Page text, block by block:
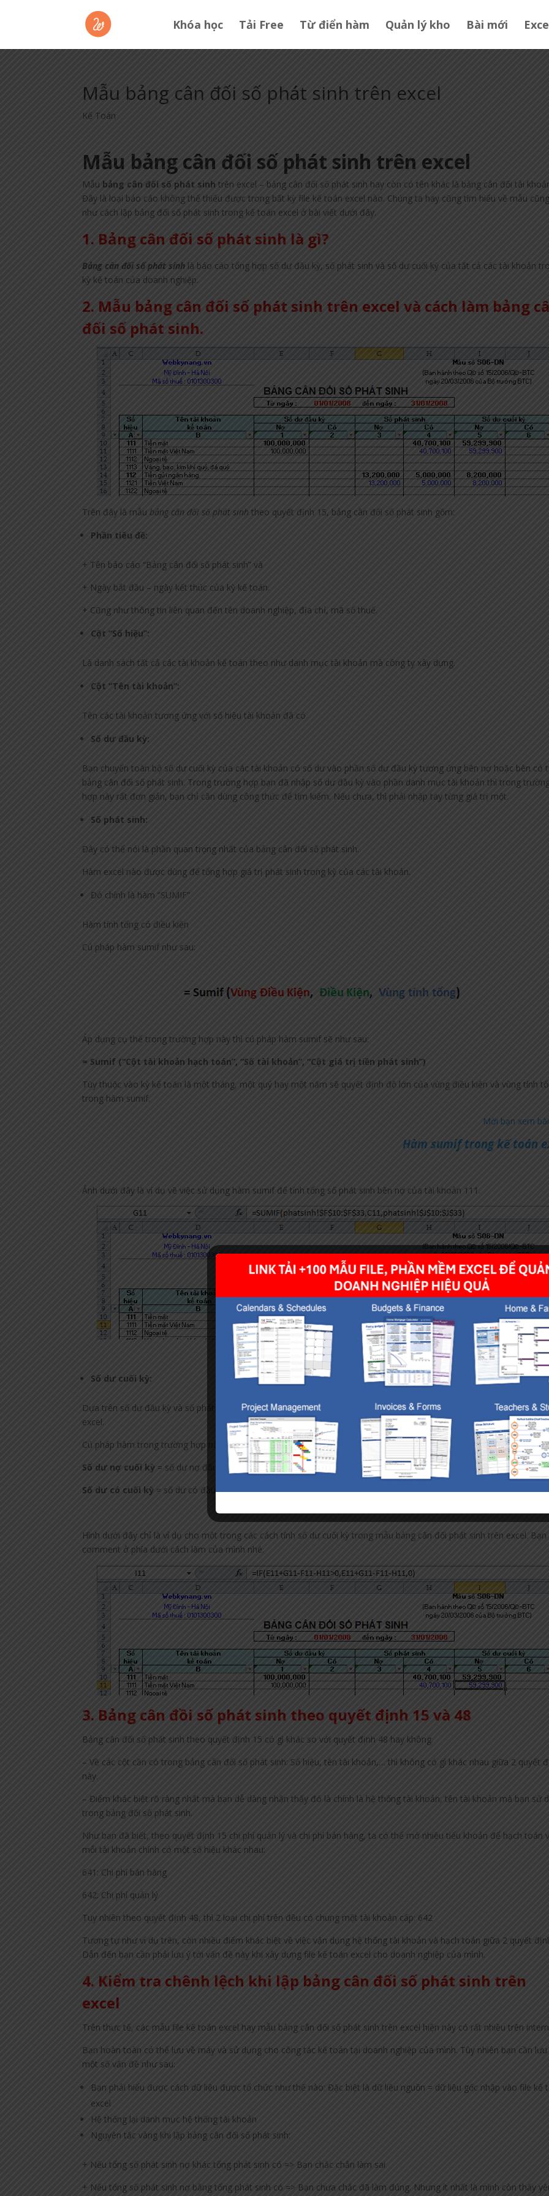
Khóa học Tải Free Từ điển hàm Quản lý kho Bài mới
Mẫu bảng cân đối số phát sinh trên excel
Kế Toán
Mẫu bảng cân đối số phát sinh trên excel
Mẫu bảng cân đối số phát sinh trên excel – bảng cân đối số phát sinh hay còn có tên khác là bảng cân đối tài
Đây là loại báo cáo không thể thiếu được trong bất kỳ file kế toán excel nào. Chúng ta hay cũng tìm hiểu về mẫu
như cách lập bảng đối số phát sinh trong kế toán excel ở bài viết dưới đây.
1. Bảng cân đối số phát sinh là gì?
Bảng cân đối số phát sinh là báo cáo tổng hợp số dư đầu kỳ, số phát sinh và số dư cuối kỳ của tất cả các tài khoản
kỳ kế toán của doanh nghiệp.
2. Mẫu bảng cân đối số phát sinh trên excel và cách làm bảng
đối số phát sinh.
Trên đây là mẫubảng cân đối số phát sinh theo quyết định 15, bảng cân đối số phát sinh gồm:
Phần tiêu đề:
+ Tên báo cáo “Bảng cân đối số phát sinh” và
+ Ngày bắt đầu – ngày kết thúc của kỳ kế toán.
+ Cũng như thông tin liên quan đến tên doanh nghiệp, địa chỉ, mã số thuế.
Cột “Số hiệu”:
Là danh sách tất cả các tài khoản kế toán theo như danh mục tài khoản mà công ty xây dựng.
Cột “Tên tài khoản”:
Tên các tài khoản tương ứng với số hiệu tài khoản đã có
Số dư đầu kỳ:
Bạn chuyển toàn bộ số dư cuối kỳ của các tài khoản có số dư vào phần số dư đầu kỳ tương ứng bên nợ hoặc bên có
bảng cân đối số phát sinh. Trong trường hợp bạn đã nhập số dư đầu kỳ vào phần danh mục tài khoản thì trong
hợp này rất đơn giản, bạn chỉ cần dùng công thức để tìm kiếm. Nếu chưa, thì phải nhập tay từng giá trị một.
Số phát sinh:
Đây có thể nói là phần quan trọng nhất của bảng cân đối số phát sinh.
Hàm excel nào được dùng để tổng hợp giá trị phát sinh trong kỳ của các tài khoản.
Đó chính là hàm “SUMIF”
Hàm tính tổng có điều kiện
Cú pháp hàm sumif như sau:
Áp dụng cụ thể trong trường hợp này thì cú pháp hàm sumif sẽ như sau:
= Sumif (“Cột tài khoản hạch toán”, “Số tài khoản”, “Cột giá trị tiền phát sinh”)
Tùy thuộc vào kỳ kế toán là một tháng, một quý hay một năm sẽ quyết định độ lớn của vùng điều kiện và vùng tính
trong hàm sumif.
Mời bạn xem
Hàm sumif trong kế toán
Ảnh dưới đây là ví dụ về việc sử dụng hàm sumif để tính tổng số phát sinh bên nợ của tài khoản 111.
Số dư cuối kỳ:
Dựa trên số dư đầu kỳ và số phát sinh trong kỳ, ta dễ dàng tính được số dư cuối kỳ trong bảng cân đối số phát sinh
excel.
Cú pháp hàm trong trường hợp này có thể rất đa dạng. Tùy nhiên phải tuân thủ nguyên tắc:
Số dư nợ cuối kỳ = số dư nợ đầu kỳ + số phát bên nợ – số phát sinh bên có
Số dư có cuối kỳ = số dư có đầu kỳ + số phát bên có – số phát sinh bên nợ
Hình dưới đây chỉ là ví dụ cho một trong các cách tính số dư cuối kỳ trong mẫu bảng cân đối phát sinh trên excel. Bạn
comment ở phía dưới cách làm của mình nhé.
3. Bảng cân đồi số phát sinh theo quyết định 15 và 48
Bảng cân đối số phát sinh theo quyết định 15 có gì khác so với quyết định 48 hay không.
– Về các cột cần có trong bảng cân đối số phát sinh: Số hiệu, tên tài khoản,… thì không có gì khác nhau giữa 2 quyết
này.
– Điểm khác biệt rõ ràng nhất mà bạn dễ dàng nhận thấy đó là chính là hệ thống tài khoản, tên tài khoản mà bạn sử
trong bảng đối số phát sinh.
Như bạn đã biết, theo quyết định 15 chi phí quản lý và chi phí bán hàng, ta có thể mở nhiều tiểu khoản để hạch toán
mỗi tài khoản chính có một số hiệu khác nhau:
641: Chi phí bán hàng
642: Chi phí quản lý
Tuy nhiên theo quyết định 48, thì 2 loại chi phí trên đều có chung một tài khoản cấp: 642
Tương tự như ví dụ trên, còn nhiều điểm khác biệt về việc vận dụng hệ thống tài khoản và hạch toán giữa 2 quyết
Dẫn đến bạn cần phải lưu ý tới vấn đề này khi xây dựng file kế toán excel cho doanh nghiệp của mình.
4. Kiểm tra chênh lệch khi lập bảng cân đối số phát sinh trên
excel
Trên thực tế, các mẫu file kế toán excel hay mẫu bảng cân đối số phát sinh trên excel hiện này có rất nhiều trên
Bạn hoàn toàn có thể lưu về máy và sử dụng cho công tác kế toán tại doanh nghiệp của mình. Tùy nhiên bạn cần
một số vấn đề như sau:
Bạn phải hiểu được cách dữ liệu được tổ chức như thế nào: Đặc biệt là dữ liệu nguồn = dữ liệu gốc nhập vào file kế
excel
Hệ thống lại danh mục hệ thống tài khoản
Nguyên tắc vàng khi lập bảng cân đối số phát sinh:
+ Nếu tổng số phát sinh nợ khác tổng phát sinh có => Bạn chắc chắn làm sai
+ Nếu tổng số phát sinh nợ bằng tổng phát sinh có => Bạn chưa chắc đã làm đúng. Nhưng ít nhất là mình còn thấy